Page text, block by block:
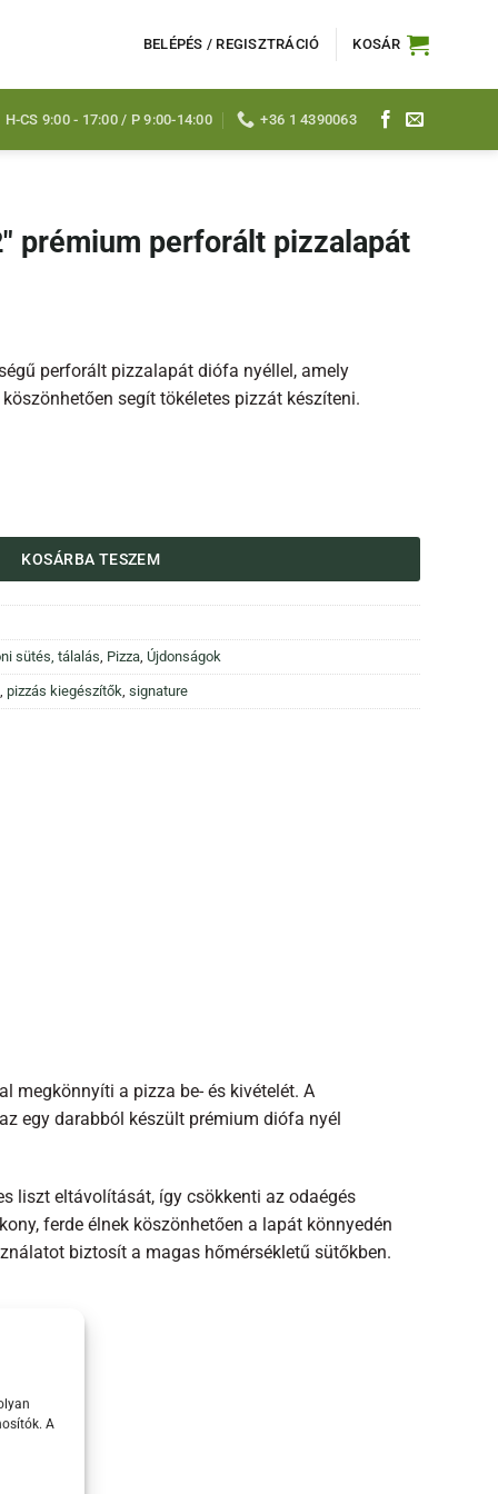
A
BELÉPÉS / REGISZTRÁCIÓ KOSÁR
H-CS 9:00 - 17:00 / P 9:00-14:00 +36 1 4390063
prémium perforált pizzalapát
perforált pizzalapát diófa nyéllel, amely
segít tökéletes pizzát készíteni.
KOSÁRBA TESZEM
sütés, tálalás Pizza Újdonságok
pizzás kiegészítők signature
megkönnyíti a pizza be- és kivételét. A
egy darabból készült prémium diófa nyél
liszt eltávolítását, így csökkenti az odaégés
ferde élnek köszönhetően a lapát könnyedén
biztosít a magas hőmérsékletű sütőkben.